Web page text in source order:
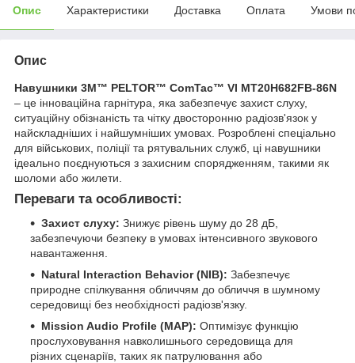
Опис Характеристики Доставка Оплата Умови
Опис
Навушники 3M™ PELTOR™ ComTac™ VI MT20H682FB-86N
– це інноваційна гарнітура, яка забезпечує захист слуху,
ситуаційну обізнаність та чітку двосторонню радіозв'язок у
найскладніших і найшумніших умовах. Розроблені спеціально
для військових, поліції та рятувальних служб, ці навушники
ідеально поєднуються з захисним спорядженням, такими як
шоломи або жилети.
Переваги та особливості:
Захист слуху: Знижує рівень шуму до 28 дБ,
забезпечуючи безпеку в умовах інтенсивного звукового
навантаження.
Natural Interaction Behavior (NIB): Забезпечує
природне спілкування обличчям до обличчя в шумному
середовищі без необхідності радіозв'язку.
Mission Audio Profile (MAP): Оптимізує функцію
прослуховування навколишнього середовища для
різних сценаріїв, таких як патрулювання або